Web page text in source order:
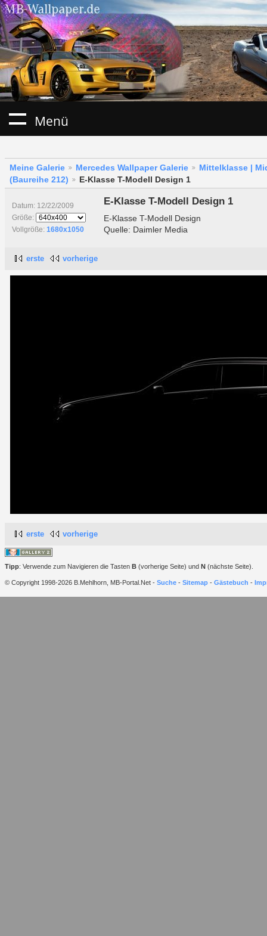
Menü
Meine Galerie Mercedes Wallpaper Galerie
Mittelklasse |
(Baureihe 212)
E-Klasse T-Modell Design 1
Datum: 12/22/2009
Größe:
Vollgröße: 1680x1050
E-Klasse T-Modell Design 1
E-Klasse T-Modell Design
Quelle: Daimler Media
erste vorherige
erste vorherige
Tipp: Verwende zum Navigieren die Tasten B (vorherige Seite) und N (nächste Seite).
© Copyright 1998-2026 B.Mehlhorn, MB-Portal.Net - Suche - Sitemap - Gästebuch -